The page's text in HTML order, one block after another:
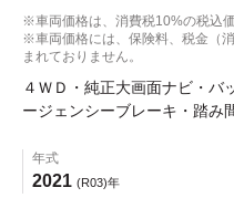
※車両価格は、消費税10%の税込
※車両価格には、保険料、税金（
まれておりません。
４ＷＤ・純正大画面ナビ・バ
ージェンシーブレーキ・踏み
年式
2021 (R03)年